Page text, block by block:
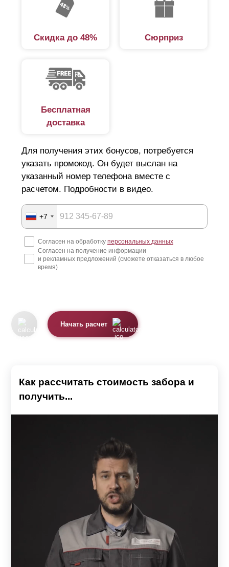
Скидка до 48% Сюрприз
Бесплатная
доставка
Для получения этих бонусов, потребуется
указать промокод. Он будет выслан на
указанный номер телефона вместе с
расчетом. Подробности в видео.
+7
Согласен на обработку персональных данных
Согласен на получение информации
и рекламных предложений (сможете отказаться в любое
время)
Начать расчет
Как рассчитать стоимость забора и
получить...